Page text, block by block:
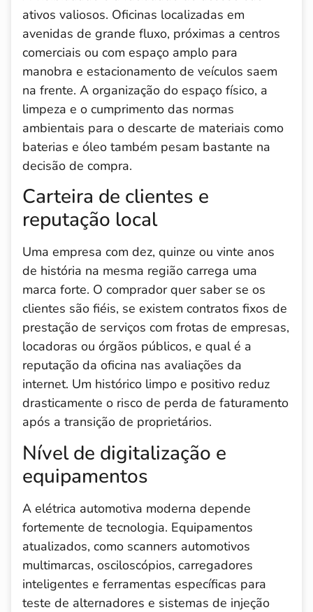
ativos valiosos. Oficinas localizadas em
avenidas de grande fluxo, próximas a centros
comerciais ou com espaço amplo para
manobra e estacionamento de veículos saem
na frente. A organização do espaço físico, a
limpeza e o cumprimento das normas
ambientais para o descarte de materiais como
baterias e óleo também pesam bastante na
decisão de compra.
Carteira de clientes e
reputação local
Uma empresa com dez, quinze ou vinte anos
de história na mesma região carrega uma
marca forte. O comprador quer saber se os
clientes são fiéis, se existem contratos fixos de
prestação de serviços com frotas de empresas,
locadoras ou órgãos públicos, e qual é a
reputação da oficina nas avaliações da
internet. Um histórico limpo e positivo reduz
drasticamente o risco de perda de faturamento
após a transição de proprietários.
Nível de digitalização e
equipamentos
A elétrica automotiva moderna depende
fortemente de tecnologia. Equipamentos
atualizados, como scanners automotivos
multimarcas, osciloscópios, carregadores
inteligentes e ferramentas específicas para
teste de alternadores e sistemas de injeção